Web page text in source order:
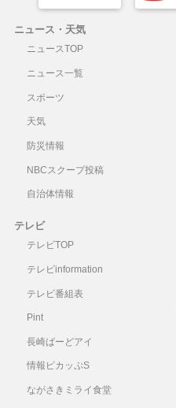
ニュース・天気
ニュースTOP
ニュース一覧
スポーツ
天気
防災情報
NBCスクープ投稿
自治体情報
テレビ
テレビTOP
テレビinformation
テレビ番組表
Pint
長崎ばーどアイ
情報ピカッぷS
ながさきミライ食堂